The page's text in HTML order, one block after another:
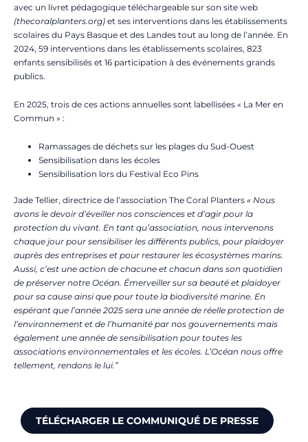
avec un livret pédagogique téléchargeable sur son site web
(thecoralplanters.org) et ses interventions dans les établissements
scolaires du Pays Basque et des Landes tout au long de l’année. En
2024, 59 interventions dans les établissements scolaires, 823
enfants sensibilisés et 16 participation à des événements grands
publics.
En 2025, trois de ces actions annuelles sont labellisées « La Mer en
Commun » :
Ramassages de déchets sur les plages du Sud-Ouest
Sensibilisation dans les écoles
Sensibilisation lors du Festival Eco Pins
Jade Tellier, directrice de l’association The Coral Planters « Nous
avons le devoir d’éveiller nos consciences et d’agir pour la
protection du vivant. En tant qu’association, nous intervenons
chaque jour pour sensibiliser les différents publics, pour plaidoyer
auprès des entreprises et pour restaurer les écosystèmes marins.
Aussi, c’est une action de chacune et chacun dans son quotidien
de préserver notre Océan. Émerveiller sur sa beauté et plaidoyer
pour sa cause ainsi que pour toute la biodiversité marine. En
espérant que l’année 2025 sera une année de réelle protection de
l’environnement et de l’humanité par nos gouvernements mais
également une année de sensibilisation pour toutes les
associations environnementales et les écoles. L’Océan nous offre
tellement, rendons le lui.”
TÉLÉCHARGER LE COMMUNIQUÉ DE PRESSE